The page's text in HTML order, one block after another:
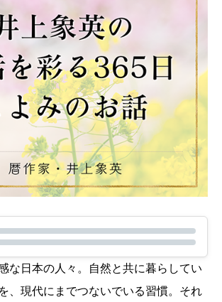
な日本の人々。自然と共に暮らしてい
、現代にまでつないでいる習慣。それ